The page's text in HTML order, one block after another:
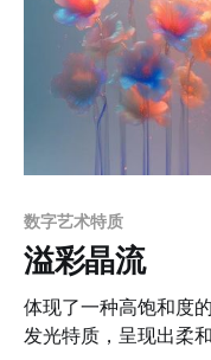
具有设计感的礼盒或限量版
modern desk lamp
数字艺术特质
溢彩晶流
体现了一种高饱和度
发光特质，呈现出柔